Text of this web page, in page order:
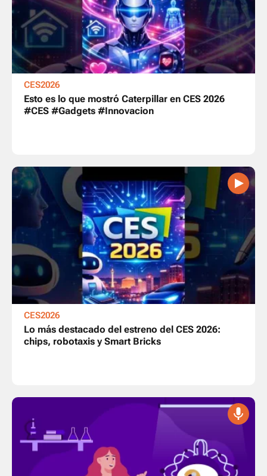
CES2026
Esto es lo que mostró Caterpillar en CES 2026
#CES #Gadgets #Innovacion
CES2026
Lo más destacado del estreno del CES 2026:
chips, robotaxis y Smart Bricks